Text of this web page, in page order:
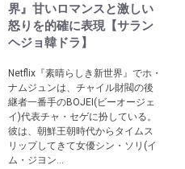
界』甘いロマンスと激しい
怒りを的確に表現【サラン
ヘジョ韓ドラ】
Netflix『素晴らしき新世界』でホ・
ナムジュンは、チャイル財閥の後
継者一番手のBOJEI(ビーオージェ
イ)代表チャ・セゲに扮している。
彼は、朝鮮王朝時代からタイムス
リップしてきて女優シン・ソリ(イ
ム・ジヨン...